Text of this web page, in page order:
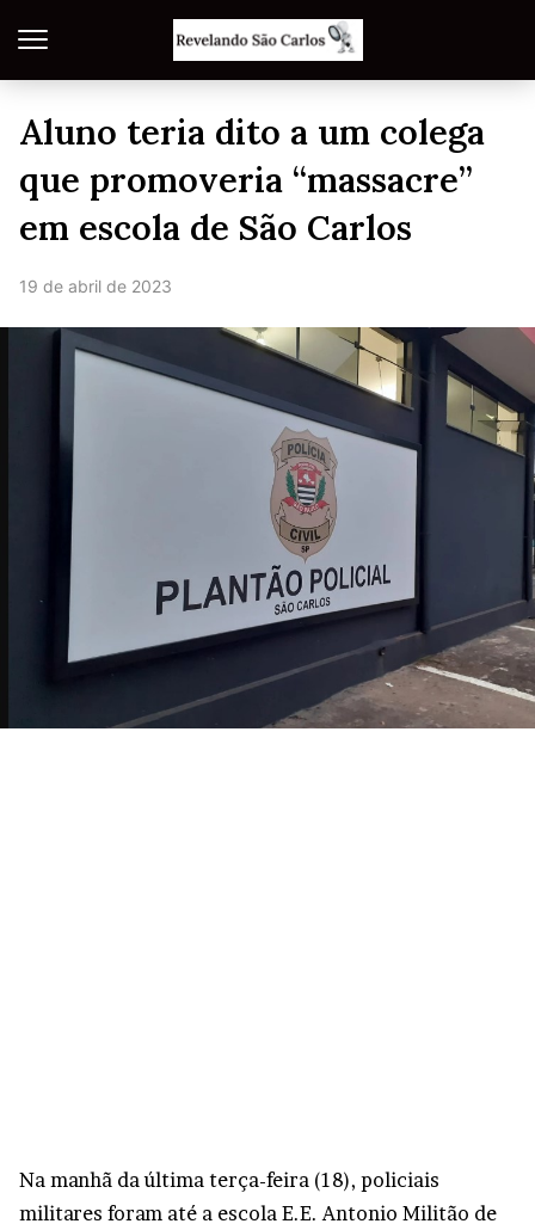
Aluno teria dito a um colega
que promoveria “massacre”
em escola de São Carlos
19 de abril de 2023
Na manhã da última terça-feira (18), policiais
militares foram até a escola E.E. Antonio Militão de